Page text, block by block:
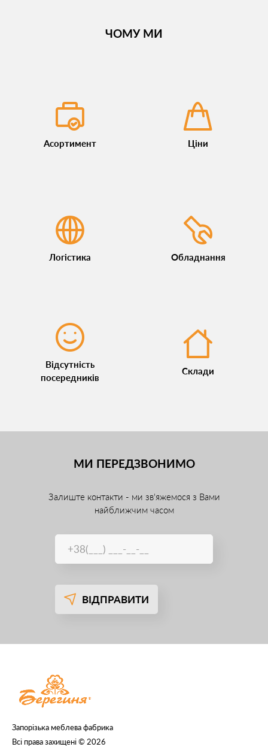
ЧОМУ МИ
Асортимент Ціни
Логістика Обладнання
Відсутність
посередників
Склади
МИ ПЕРЕДЗВОНИМО
Залиште контакти - ми зв'яжемося з Вами
найближчим часом
ВІДПРАВИТИ
Запорізька меблева фабрика
Всі права захищені © 2026